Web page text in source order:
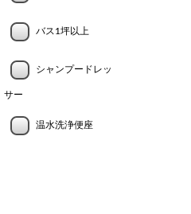
バス1坪以上
シャンプードレッ
サー
温水洗浄便座